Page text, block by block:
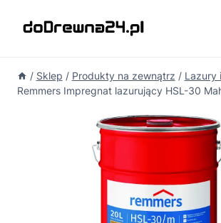
/ Sklep / Produkty na zewnątrz / Lazury
Remmers Impregnat lazurujący HSL-30